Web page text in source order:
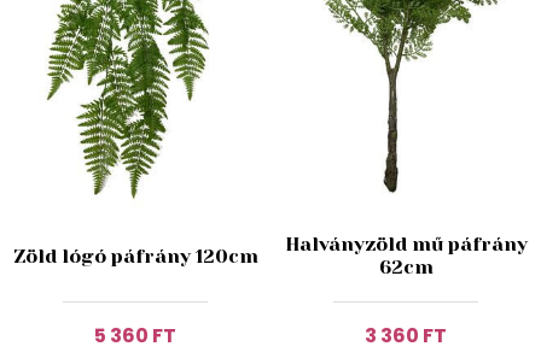
Zöld lógó páfrány 120cm
5 360 FT
Halványzöld mű páfrány
62cm
3 360 FT